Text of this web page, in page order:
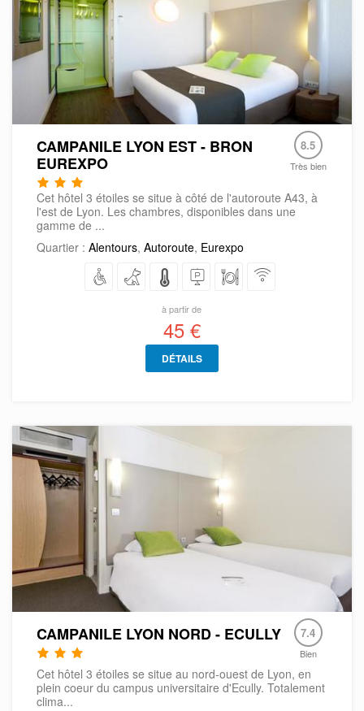
CAMPANILE LYON EST - BRON
EUREXPO
8.5
Très bien
Cet hôtel 3 étoiles se situe à côté de l'autoroute A43, à
l'est de Lyon. Les chambres, disponibles dans une
gamme de ...
Quartier : Alentours, Autoroute, Eurexpo
à partir de
45 €
DÉTAILS
CAMPANILE LYON NORD - ECULLY 7.4
Bien
Cet hôtel 3 étoiles se situe au nord-ouest de Lyon, en
plein coeur du campus universitaire d'Ecully. Totalement
clima...